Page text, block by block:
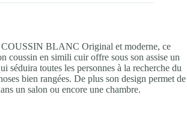
BLANC Original et moderne, ce
coussin en simili cuir offre sous son assise un
séduira toutes les personnes à la recherche du
bien rangées. De plus son design permet de
un salon ou encore une chambre.